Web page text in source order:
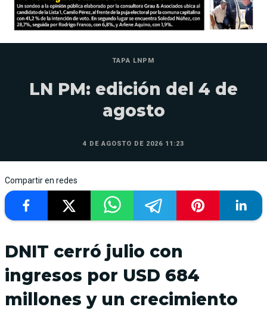
TAPA LNPM
LN PM: edición del 4 de
agosto
4 DE AGOSTO DE 2026 11:23
Compartir en redes
DNIT cerró julio con
ingresos por USD 684
millones y un crecimiento